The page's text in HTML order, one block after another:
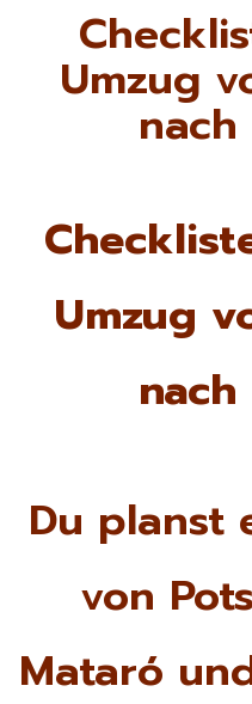
Umzug
Umzug
Du planst
von
Mataró